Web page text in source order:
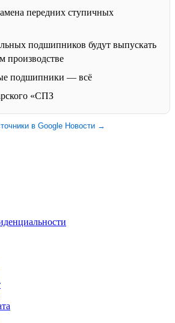
передних ступичных
подшипников будут выпускать
производстве
подшипники — всё
«СПЗ
в Google Новости →